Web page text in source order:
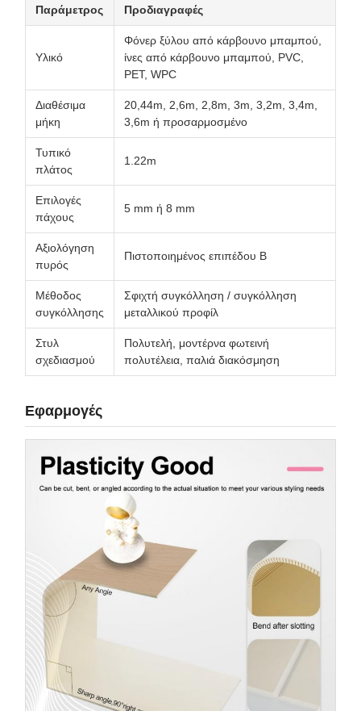
Παράμετρος Προδιαγραφές
Υλικό
Φόνερ ξύλου από κάρβουνο μπαμπού,
ίνες από κάρβουνο μπαμπού, PVC,
PET, WPC
Διαθέσιμα
μήκη
20,44m, 2,6m, 2,8m, 3m, 3,2m, 3,4m,
3,6m ή προσαρμοσμένο
Τυπικό
πλάτος
1.22m
Επιλογές
πάχους
5 mm ή 8 mm
Αξιολόγηση
πυρός
Πιστοποιημένος επιπέδου Β
Μέθοδος
συγκόλλησης
Σφιχτή συγκόλληση / συγκόλληση
μεταλλικού προφίλ
Στυλ
σχεδιασμού
Πολυτελή, μοντέρνα φωτεινή
πολυτέλεια, παλιά διακόσμηση
Εφαρμογές